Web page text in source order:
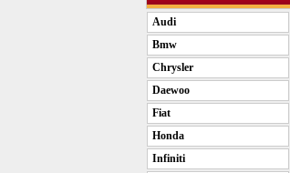
Audi
Bmw
Chrysler
Daewoo
Fiat
Honda
Infiniti